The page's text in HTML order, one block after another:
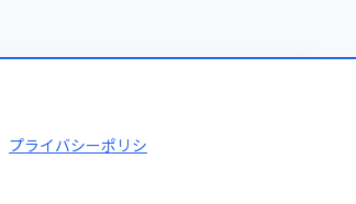
プライバシーポリシ